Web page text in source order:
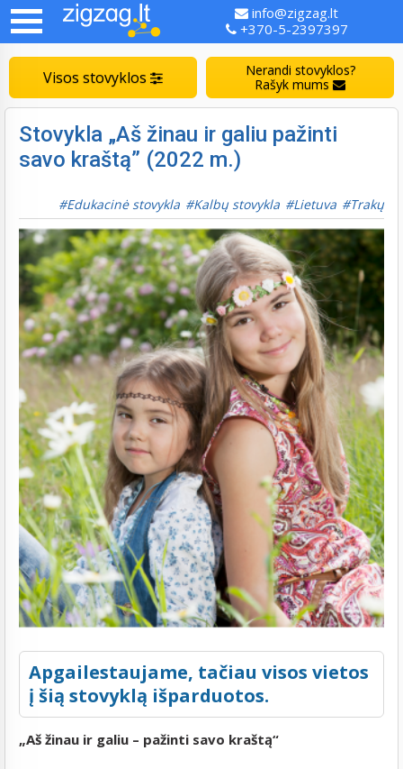
info@zigzag.lt
+370-5-2397397
Visos stovyklos
Nerandi stovyklos?
Rašyk mums
Stovykla „Aš žinau ir galiu pažinti
savo kraštą” (2022 m.)
Edukacinė stovykla Kalbų stovykla Lietuva Trakų
Apgailestaujame, tačiau visos vietos
į šią stovyklą išparduotos.
„Aš žinau ir galiu – pažinti savo kraštą“